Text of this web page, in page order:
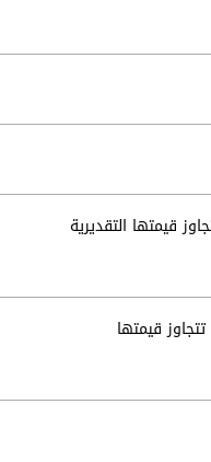
قيمتها التقديرية
قيمتها